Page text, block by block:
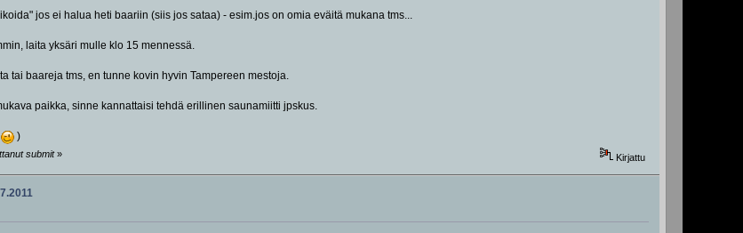
jos ei halua heti baariin (siis jos sataa) - esim.jos on omia eväitä mukana tms...
laita yksäri mulle klo 15 mennessä.
tai baareja tms, en tunne kovin hyvin Tampereen mestoja.
paikka, sinne kannattaisi tehdä erillinen saunamiitti jpskus.
)
submit» Kirjattu